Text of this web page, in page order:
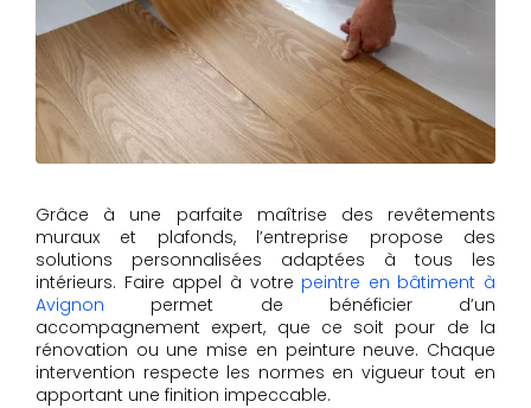
Grâce à une parfaite maîtrise des revêtements
muraux et plafonds, l’entreprise propose des
solutions personnalisées adaptées à tous les
intérieurs. Faire appel à votre peintre en bâtiment à
Avignon permet de bénéficier d’un
accompagnement expert, que ce soit pour de la
rénovation ou une mise en peinture neuve. Chaque
intervention respecte les normes en vigueur tout en
apportant une finition impeccable.